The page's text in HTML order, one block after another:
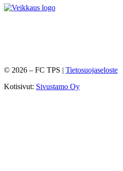
© 2026 – FC TPS | Tietosuojaseloste
Kotisivut: Sivustamo Oy